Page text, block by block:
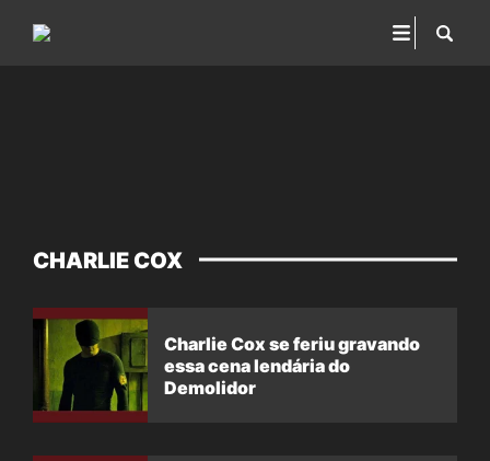
CHARLIE COX
Charlie Cox se feriu gravando
essa cena lendária do
Demolidor